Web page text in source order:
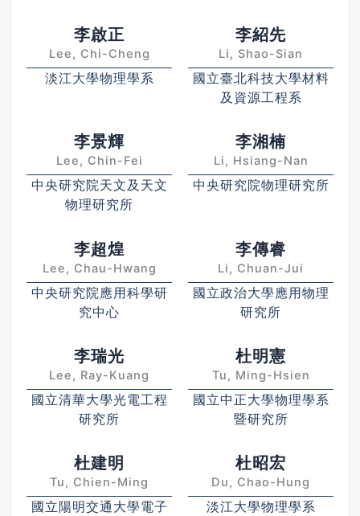
李啟正
Lee, Chi-Cheng
淡江大學物理學系
李紹先
Li, Shao-Sian
國立臺北科技大學材料
及資源工程系
李景輝
Lee, Chin-Fei
中央研究院天文及天文
物理研究所
李湘楠
Li, Hsiang-Nan
中央研究院物理研究所
李超煌
Lee, Chau-Hwang
中央研究院應用科學研
究中心
李傳睿
Li, Chuan-Jui
國立政治大學應用物理
研究所
李瑞光
Lee, Ray-Kuang
國立清華大學光電工程
研究所
杜明憲
Tu, Ming-Hsien
國立中正大學物理學系
暨研究所
杜建明
Tu, Chien-Ming
國立陽明交通大學電子
杜昭宏
Du, Chao-Hung
淡江大學物理學系